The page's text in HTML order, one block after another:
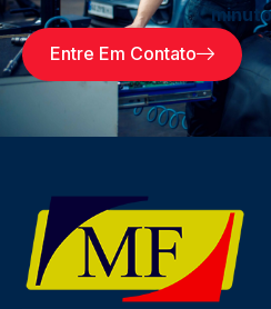
Entre Em Contato